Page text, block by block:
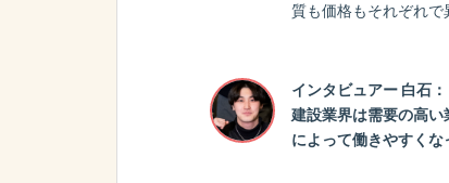
質も価格もそれぞれで
インタビュアー 白石：
建設業界は需要の高
によって働きやすくな